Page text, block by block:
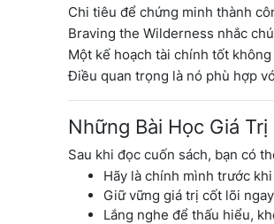
Chi tiêu để chứng minh thành
Braving the Wilderness nhắc
Một kế hoạch tài chính tốt
Điều quan trọng là nó phù hợp
Những Bài Học Giá
Sau khi đọc cuốn sách, bạn có
Hãy là chính mình trước
Giữ vững giá trị cốt lõi
Lắng nghe để thấu hiểu,